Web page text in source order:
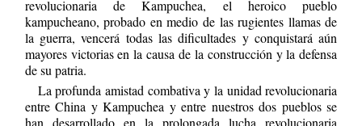
revolucionaria de Kampuchea, el heroico pueblo
kampucheano, probado en medio de las rugientes llamas de
la guerra, vencerá todas las dificultades y conquistará aún
mayores victorias en la causa de la construcción y la defensa
de su patria.
La profunda amistad combativa y la unidad revolucionaria
entre China y Kampuchea y entre nuestros dos pueblos se
han desarrollado en la prolongada lucha revolucionaria